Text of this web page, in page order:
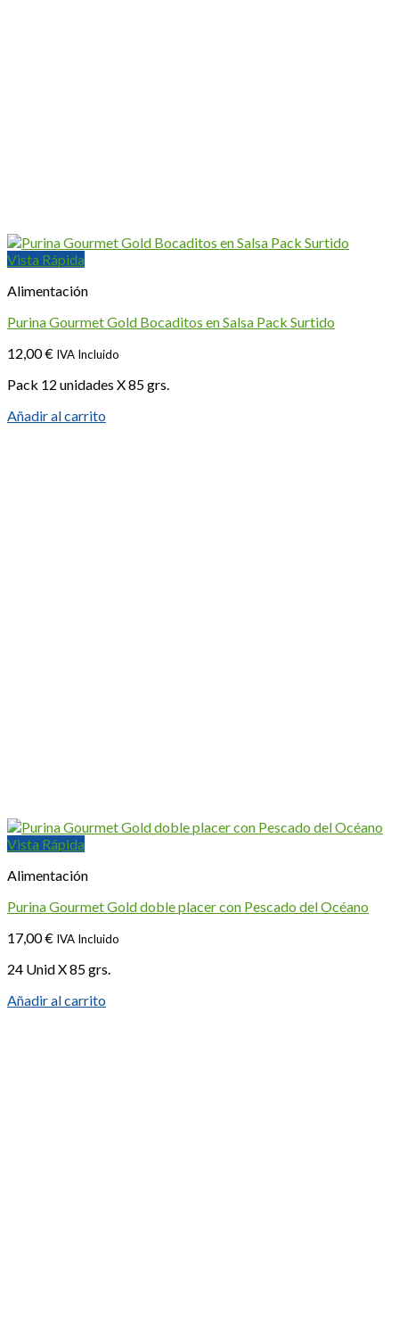
Vista Rápida
Alimentación
Purina Gourmet Gold Bocaditos en Salsa Pack Surtido
12,00€ IVA Incluido
Pack 12 unidades X 85 grs.
Añadir al carrito
Vista Rápida
Alimentación
Purina Gourmet Gold doble placer con Pescado del Océano
17,00€ IVA Incluido
24 Unid X 85 grs.
Añadir al carrito